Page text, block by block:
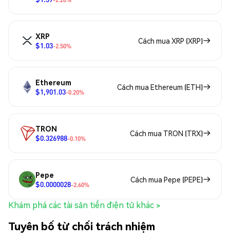
XRP
$1.03-2.50%
Cách mua XRP (XRP)
Ethereum
$1,901.03-0.20%
Cách mua Ethereum (ETH)
TRON
$0.326988-0.10%
Cách mua TRON (TRX)
Pepe
$0.0000028-2.60%
Cách mua Pepe (PEPE)
Khám phá các tài sản tiền điện tử khác >
Tuyên bố từ chối trách nhiệm